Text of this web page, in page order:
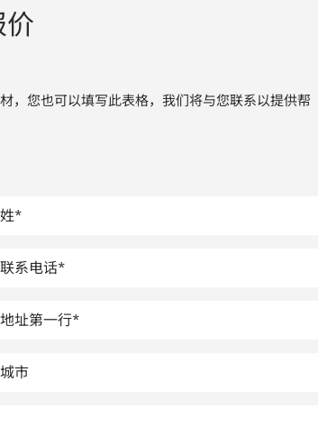
价
，您也可以填写此表格，我们将与您联系以提供帮